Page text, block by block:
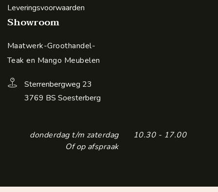
Leveringsvoorwaarden
Showroom
Maatwerk-Groothandel-
Teak en Mango Meubelen
Sterrenbergweg 23
3769 BS Soesterberg
donderdag t/m zaterdag
10.30 - 17.00
Of op afspraak